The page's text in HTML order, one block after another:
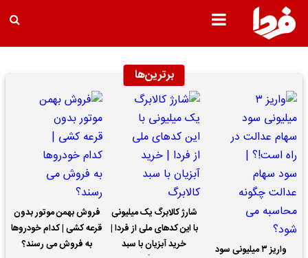
برترین‌ها
واریز ۳ میلیونی سود
شارژ کالابرگ یک میلیونی
با این کدهای ملی از فردا |
خرید آبزیان با سبد
فروش بهمن موتور بدون
قرعه کشی | کدام خودروها
به فروش می رسند؟